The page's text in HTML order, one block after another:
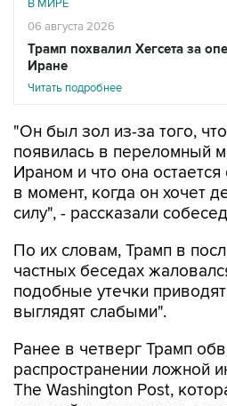
В МИРЕ
06 августа 2026
Трамп похвалил Хегсета за
Иране
Читать подробнее
"Он был зол из-за того,
появилась в переломный
Ираном и что она
в момент, когда он хочет
силу", - рассказали
По их словам, Трамп в
частных беседах
подобные утечки
выглядят слабыми".
Ранее в четверг Трамп
распространении ложной
The Washington Post,